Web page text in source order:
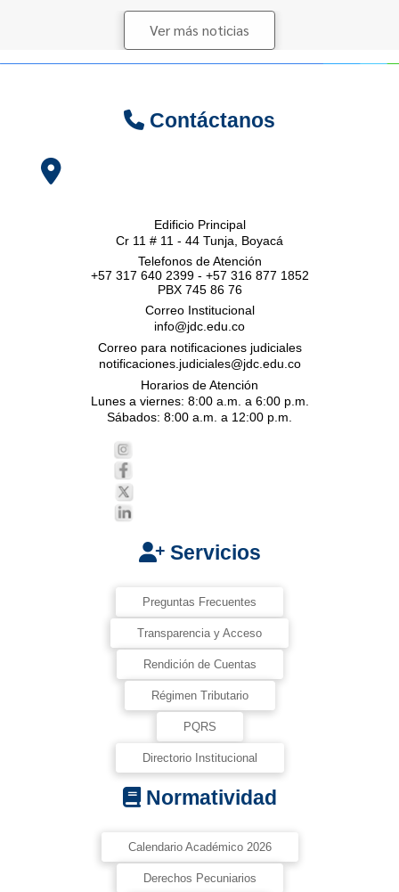
Ver más noticias
Contáctanos
Edificio Principal
Cr 11 # 11 - 44 Tunja, Boyacá
Telefonos de Atención
+57 317 640 2399 - +57 316 877 1852
PBX 745 86 76
Correo Institucional
info@jdc.edu.co
Correo para notificaciones judiciales
notificaciones.judiciales@jdc.edu.co
Horarios de Atención
Lunes a viernes: 8:00 a.m. a 6:00 p.m.
Sábados: 8:00 a.m. a 12:00 p.m.
Servicios
Preguntas Frecuentes
Transparencia y Acceso
Rendición de Cuentas
Régimen Tributario
PQRS
Directorio Institucional
Normatividad
Calendario Académico 2026
Derechos Pecuniarios